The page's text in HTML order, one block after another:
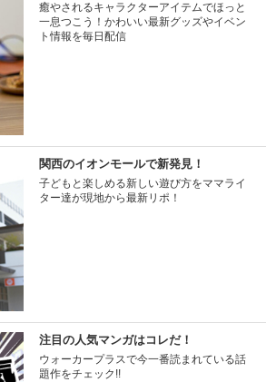
癒やされるキャラクターアイテムでほっと
一息つこう！かわいい最新グッズやイベン
ト情報を毎日配信
関西のイオンモールで新発見！
子どもと楽しめる新しい遊び方をママライ
ター達が現地から最新リポ！
注目の人気マンガはコレだ！
ウォーカープラスで今一番読まれている話
題作をチェック!!